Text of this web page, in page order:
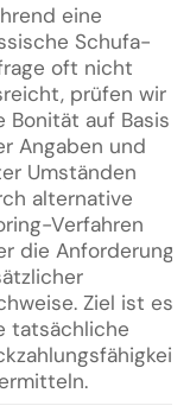
eine
Schufa-
oft nicht
prüfen wir
Bonität auf Basis
Angaben und
Umständen
alternative
Verfahren
die Anforderung
Ziel ist es,
tatsächliche